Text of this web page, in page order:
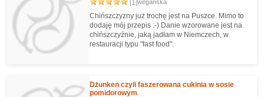
[1]wegańska
Chińszczyzny już trochę jest na Puszce. Mimo to
dodaję mój przepis :-) Danie wzorowane jest na
chińszczyźnie, jaką jadłam w Niemczech, w
restauracji typu "fast food".
Dżunken czyli faszerowana cukinia w sosie
pomidorowym